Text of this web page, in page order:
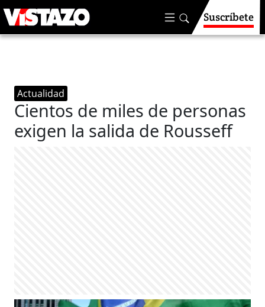
Suscríbete
Actualidad
Cientos de miles de personas
exigen la salida de Rousseff